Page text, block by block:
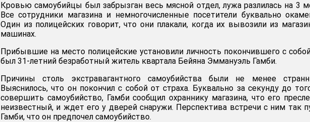
Кровью самоубийцы был забрызган весь мясной отдел, лужа разлилась на 3
Все сотрудники магазина и немногочисленные посетители буквально
Один из полицейских говорит, что они плакали, когда их вывозили из
машинах.
Прибывшие на место полицейские установили личность покончившего с
был 31-летний безработный житель квартала Бейяна Эммануэль Гамби.
Причины столь экстравагантного самоубийства были не менее
Выяснилось, что он покончил с собой от страха. Буквально за секунду до
совершить самоубийство, Гамби сообщил охраннику магазина, что его
неизвестный, и ждет его у дверей снаружи. Перспектива встречи с ним так
Гамби, что он предпочел самоубийство.